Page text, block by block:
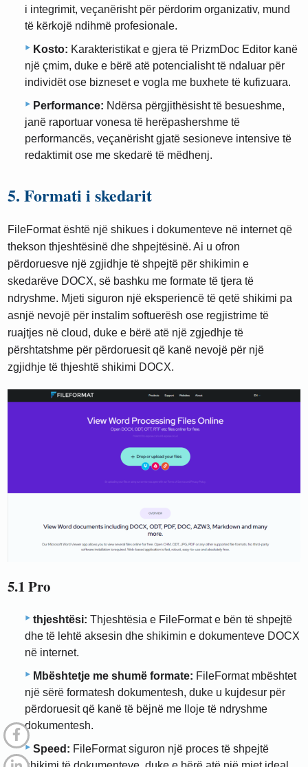
i integrimit, veçanërisht për përdorim organizativ, mund
të kërkojë ndihmë profesionale.
Kosto: Karakteristikat e gjera të PrizmDoc Editor kanë
një çmim, duke e bërë atë potencialisht të ndaluar për
individët ose bizneset e vogla me buxhete të kufizuara.
Performance: Ndërsa përgjithësisht të besueshme,
janë raportuar vonesa të herëpashershme të
performancës, veçanërisht gjatë sesioneve intensive të
redaktimit ose me skedarë të mëdhenj.
5. Formati i skedarit
FileFormat është një shikues i dokumenteve në internet që
thekson thjeshtësinë dhe shpejtësinë. Ai u ofron
përdoruesve një zgjidhje të shpejtë për shikimin e
skedarëve DOCX, së bashku me formate të tjera të
ndryshme. Mjeti siguron një eksperiencë të qetë shikimi pa
asnjë nevojë për instalim softuerësh ose regjistrime të
ruajtjes në cloud, duke e bërë atë një zgjedhje të
përshtatshme për përdoruesit që kanë nevojë për një
zgjidhje të thjeshtë shikimi DOCX.
5.1 Pro
thjeshtësi: Thjeshtësia e FileFormat e bën të shpejtë
dhe të lehtë aksesin dhe shikimin e dokumenteve DOCX
në internet.
Mbështetje me shumë formate: FileFormat mbështet
një sërë formatesh dokumentesh, duke u kujdesur për
përdoruesit që kanë të bëjnë me lloje të ndryshme
dokumentesh.
Speed: FileFormat siguron një proces të shpejtë